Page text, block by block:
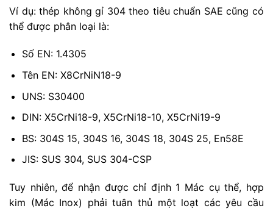
Ví dụ: thép không gỉ 304 theo tiêu chuẩn SAE cũng có
thể được phân loại là:
Số EN: 1.4305
Tên EN: X8CrNiN18-9
UNS: S30400
DIN: X5CrNi18-9, X5CrNi18-10, X5CrNi19-9
BS: 304S 15, 304S 16, 304S 18, 304S 25, En58E
JIS: SUS 304, SUS 304-CSP
Tuy nhiên, để nhận được chỉ định 1 Mác cụ thể, hợp
kim (Mác Inox) phải tuân thủ một loạt các yêu cầu